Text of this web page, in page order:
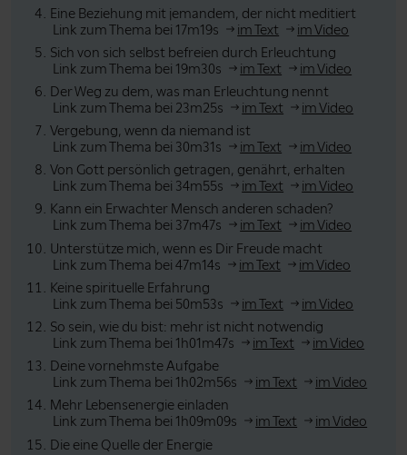
Eine Beziehung mit jemandem, der nicht meditiert
Link zum Thema bei 17m19s
im Text
im Video
Sich von sich selbst befreien durch Erleuchtung
Link zum Thema bei 19m30s
im Text
im Video
Der Weg zu dem, was man Erleuchtung nennt
Link zum Thema bei 23m25s
im Text
im Video
Vergebung, wenn da niemand ist
Link zum Thema bei 30m31s
im Text
im Video
Von Gott persönlich getragen, genährt, erhalten
Link zum Thema bei 34m55s
im Text
im Video
Kann ein Erwachter Mensch anderen schaden?
Link zum Thema bei 37m47s
im Text
im Video
Unterstütze mich, wenn es Dir Freude macht
Link zum Thema bei 47m14s
im Text
im Video
Keine spirituelle Erfahrung
Link zum Thema bei 50m53s
im Text
im Video
So sein, wie du bist: mehr ist nicht notwendig
Link zum Thema bei 1h01m47s
im Text
im Video
Deine vornehmste Aufgabe
Link zum Thema bei 1h02m56s
im Text
im Video
Mehr Lebensenergie einladen
Link zum Thema bei 1h09m09s
im Text
im Video
Die eine Quelle der Energie